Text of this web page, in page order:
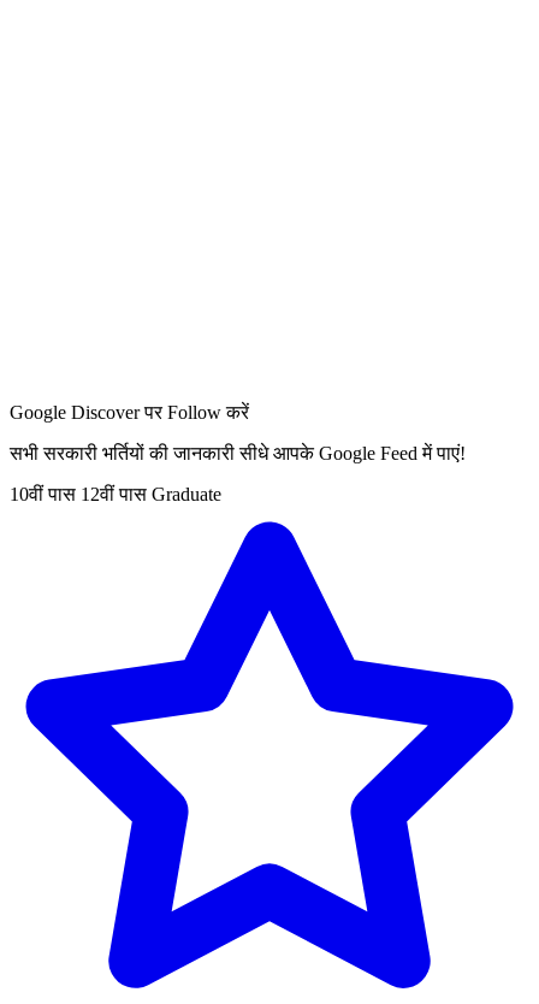
Google Discover पर Follow करें
सभी सरकारी भर्तियों की जानकारी सीधे आपके Google Feed में पाएं!
10वीं पास 12वीं पास Graduate